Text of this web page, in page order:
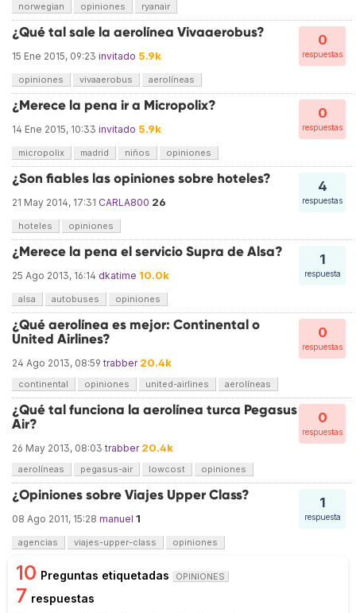
norwegian opiniones ryanair
0
respuestas
¿Qué tal sale la aerolínea Vivaaerobus?
15 Ene 2015, 09:23 invitado 5.9k
opiniones vivaaerobus aerolíneas
0
respuestas
¿Merece la pena ir a Micropolix?
14 Ene 2015, 10:33 invitado 5.9k
micropolix madrid niños opiniones
4
respuestas
¿Son fiables las opiniones sobre hoteles?
21 May 2014, 17:31 CARLA800 26
hoteles opiniones
1
respuesta
¿Merece la pena el servicio Supra de Alsa?
25 Ago 2013, 16:14 dkatime 10.0k
alsa autobuses opiniones
0
respuestas
¿Qué aerolínea es mejor: Continental o
United Airlines?
24 Ago 2013, 08:59 trabber 20.4k
continental opiniones united-airlines aerolíneas
0
respuestas
¿Qué tal funciona la aerolínea turca Pegasus
Air?
26 May 2013, 08:03 trabber 20.4k
aerolíneas pegasus-air lowcost opiniones
1
respuesta
¿Opiniones sobre Viajes Upper Class?
08 Ago 2011, 15:28 manuel 1
agencias viajes-upper-class opiniones
10 Preguntas etiquetadas OPINIONES
7 respuestas